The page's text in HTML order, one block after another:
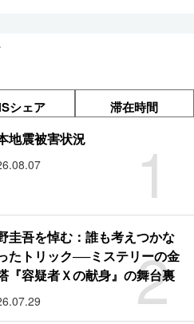
シェア 滞在時間
1
地震被害状況
2
圭吾を悼む：誰も考えつかな
たトリック──ミステリーの金
『容疑者Ｘの献身』の舞台裏